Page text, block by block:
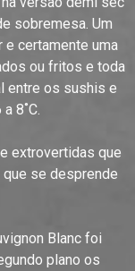
sobremesa. Um
e certamente uma
ou fritos e toda
entre os sushis e
8˚C.
extrovertidas que
se desprende
Blanc foi
plano os